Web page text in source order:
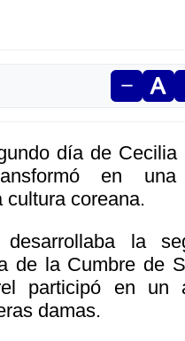
día de Cecilia
en una
cultura coreana.
la
de la Cumbre de
participó en un
damas.